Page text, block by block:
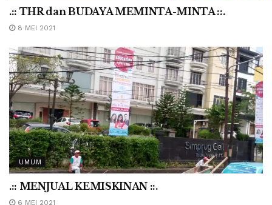
.:: THR dan BUDAYA MEMINTA-MINTA ::.
8 MEI 2021
UMUM
.:: MENJUAL KEMISKINAN ::.
6 MEI 2021